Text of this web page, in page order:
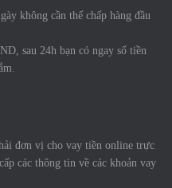
không cần thế chấp hàng đầu
sau 24h bạn có ngay số tiền
đơn vị cho vay tiền online trực
các thông tin về các khoản vay